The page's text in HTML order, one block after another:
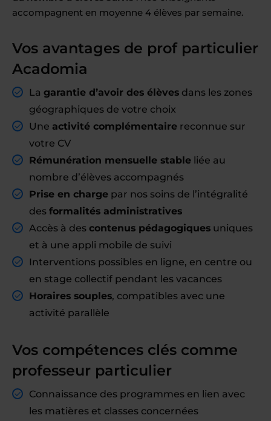
accompagnent en moyenne 4 élèves par semaine.
Vos avantages de prof particulier
Acadomia
La garantie d’avoir des élèves dans les zones
géographiques de votre choix
Une activité complémentaire reconnue sur
votre CV
Rémunération mensuelle stable liée au
nombre d’élèves accompagnés
Prise en charge par nos soins de l’intégralité
des formalités administratives
Accès à des contenus pédagogiques uniques
et à une appli mobile de suivi
Interventions possibles en ligne, en centre ou
en stage collectif pendant les vacances
Horaires souples, compatibles avec une
activité parallèle
Vos compétences clés comme
professeur particulier
Connaissance des programmes en lien avec
les matières et classes concernées